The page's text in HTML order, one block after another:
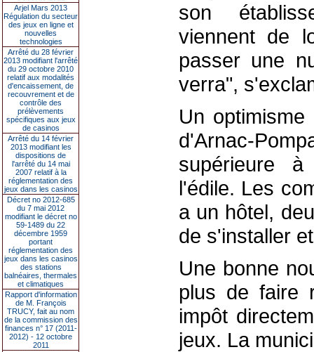
Arjel Mars 2013
Régulation du secteur
des jeux en ligne et
nouvelles
technologies
Arrêté du 28 février
2013 modifiant l'arrêté
du 29 octobre 2010
relatif aux modalités
d'encaissement, de
recouvrement et de
contrôle des
prélèvements
spécifiques aux jeux
de casinos
Arrêté du 14 février
2013 modifiant les
dispositions de
l'arrêté du 14 mai
2007 relatif à la
réglementation des
jeux dans les casinos
Décret no 2012-685
du 7 mai 2012
modifiant le décret no
59-1489 du 22
décembre 1959
portant
réglementation des
jeux dans les casinos
des stations
balnéaires, thermales
et climatiques
Rapport d'information
de M. François
TRUCY, fait au nom
de la commission des
finances n° 17 (2011-
2012) - 12 octobre
2011
son
viennent de
passer une
verra",
Un
d'Arnac-
supérieure
l'édile. Les
a un hôtel,
de s'installer
Une bonne
plus de faire
impôt
jeux. La